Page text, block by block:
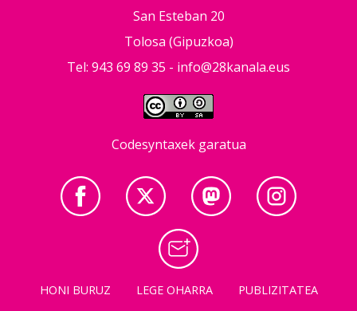
San Esteban 20
Tolosa (Gipuzkoa)
Tel: 943 69 89 35 - info@28kanala.eus
Codesyntaxek garatua
HONI BURUZ LEGE OHARRA
PUBLIZITATEA